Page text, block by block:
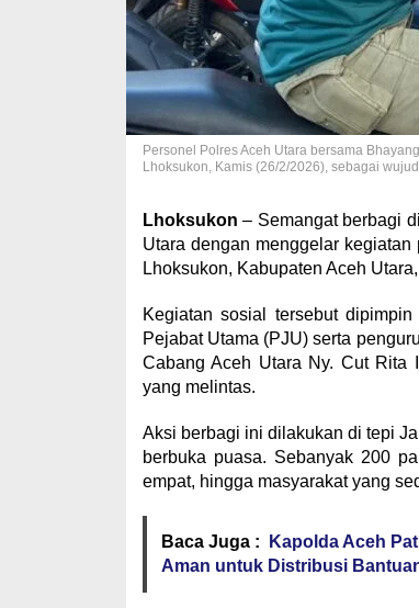
Personel Polres Aceh Utara bersama
Lhoksukon, Kamis (26/2/2026), sebagai
Lhoksukon – Semangat berbagi
Utara dengan menggelar
Lhoksukon, Kabupaten Aceh
Kegiatan sosial tersebut
Pejabat Utama (PJU) serta
Cabang Aceh Utara Ny. Cut Rita
yang melintas.
Aksi berbagi ini dilakukan di tepi
berbuka puasa. Sebanyak 200
empat, hingga masyarakat yang
Baca Juga :
Kapolda Aceh
Aman untuk Distribusi